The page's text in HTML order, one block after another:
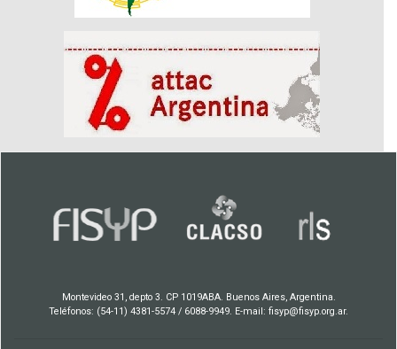
Montevideo 31, depto 3. CP 1019ABA. Buenos Aires, Argentina.
Teléfonos: (54-11) 4381-5574 / 6088-9949. E-mail: fisyp@fisyp.org.ar.